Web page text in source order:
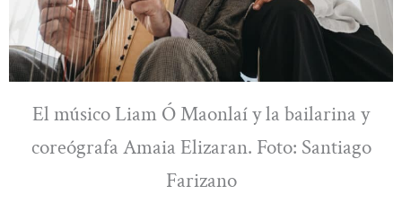
El músico Liam Ó Maonlaí y la bailarina y
coreógrafa Amaia Elizaran. Foto: Santiago
Farizano